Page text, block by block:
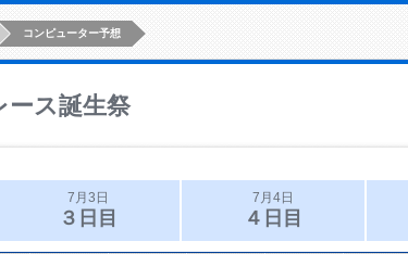
コンピューター予想
ース誕生祭
7月3日
３日目
7月4日
４日目